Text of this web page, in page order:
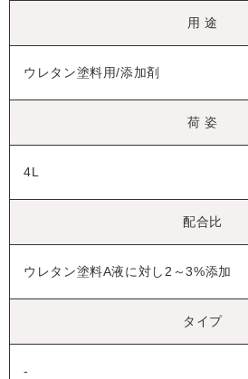
用 途
ウレタン塗料用/添加剤
荷 姿
4L
配合比
ウレタン塗料A液に対し2～3%添加
タイプ
-